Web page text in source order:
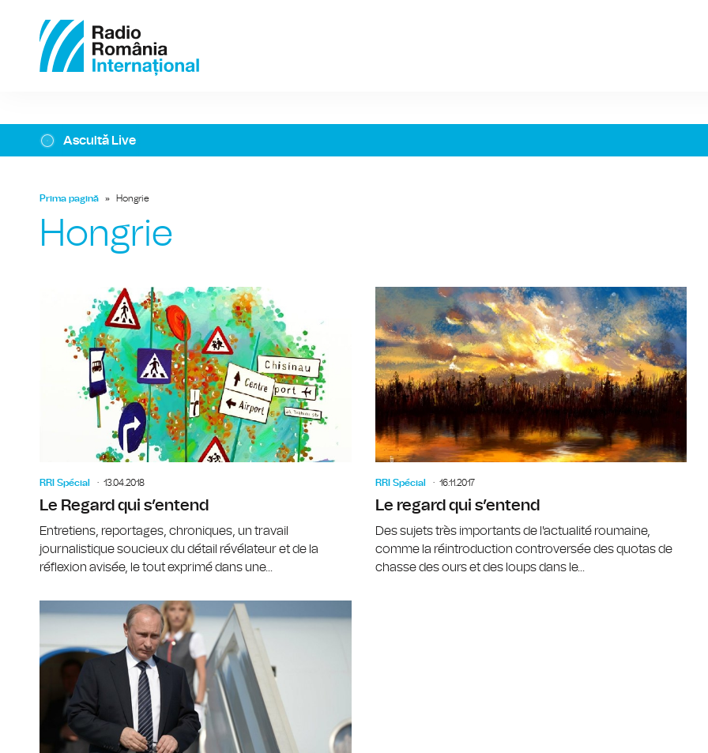
Ascultă Live
Prima pagină » Hongrie
Hongrie
RRI Spécial 13.04.2018
Le Regard qui s’entend
Entretiens, reportages, chroniques, un travail
journalistique soucieux du détail révélateur et de la
réflexion avisée, le tout exprimé dans une...
Le
RRI Spécial 16.11.2017
Le regard qui s’entend
Des sujets très importants de l'actualité roumaine,
comme la réintroduction controversée des quotas de
chasse des ours et des loups dans le...